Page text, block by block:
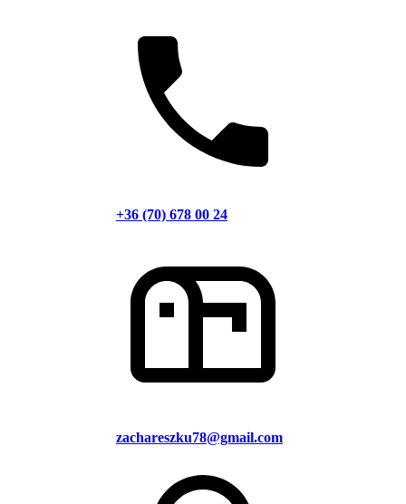
+36 (70) 678 00 24
zachareszku78@gmail.com